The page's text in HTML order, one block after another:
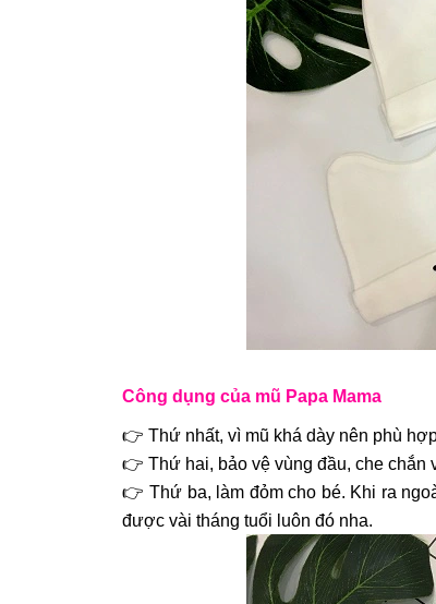
Công dụng của mũ Papa Mama
👉 Thứ nhất, vì mũ khá dày nên phù
👉 Thứ hai, bảo vệ vùng đầu, che chắn
👉 Thứ ba, làm đỏm cho bé. Khi ra
được vài tháng tuổi luôn đó nha.